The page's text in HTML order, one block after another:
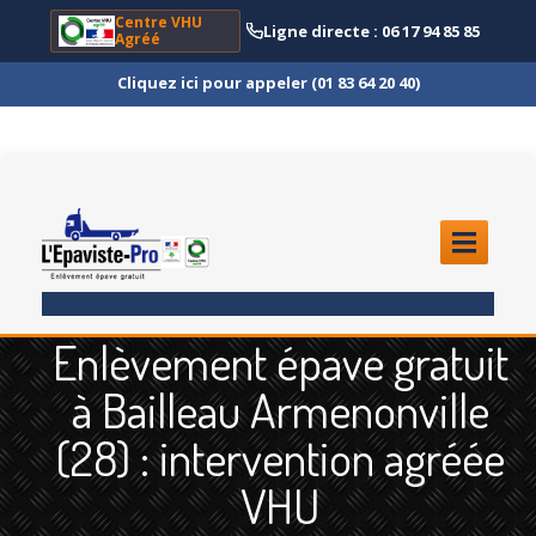
Centre VHU
Agréé
Ligne directe : 06 17 94 85 85
Cliquez ici pour appeler (01 83 64 20 40)
ENLÈVEMENTÉPAVE
Quoi ?
Scooteret Moto
Camion
et Poids Lourd
Enlèvement épave gratuit
à Bailleau Armenonville
(28) : intervention agréée
VHU